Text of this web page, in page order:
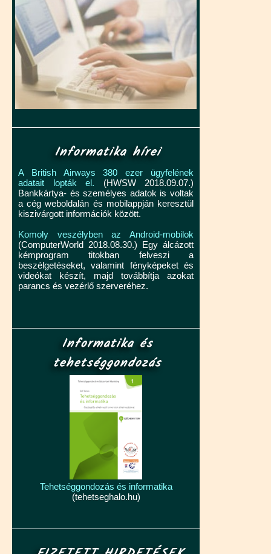
Informatika hírei
A British Airways 380 ezer ügyfelének
adatait lopták el. (HWSW 2018.09.07.)
Bankkártya- és személyes adatok is voltak
a cég weboldalán és mobilappján keresztül
kiszivárgott információk között.
Komoly veszélyben az Android-mobilok
(ComputerWorld 2018.08.30.) Egy álcázott
kémprogram titokban felveszi a
beszélgetéseket, valamint fényképeket és
videókat készít, majd továbbítja azokat
parancs és vezérlő szerveréhez.
Informatika és
tehetséggondozás
Tehetséggondozás és informatika
(tehetseghalo.hu)